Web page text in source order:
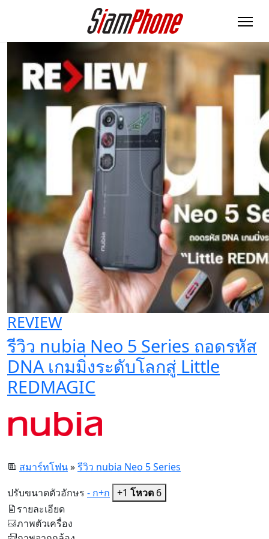
REVIEW
รีวิว nubia Neo 5 Series ถอดรหัส
DNA เกมมิ่งระดับโลกสู่ Little
REDMAGIC
สมาร์ทโฟน»รีวิว nubia Neo 5 Series
ปรับขนาดตัวอักษร - ก+ก +1 โหวต 6
รายละเอียด
ภาพตัวเครื่อง